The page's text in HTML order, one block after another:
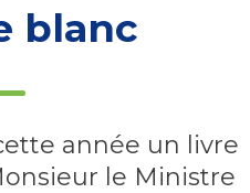
blanc
année un livre
le Ministre